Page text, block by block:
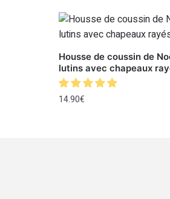
Housse de coussin de
lutins avec chapeaux
14.90€